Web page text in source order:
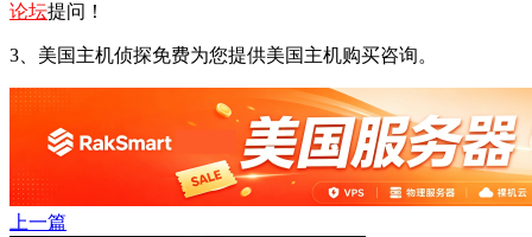
论坛提问！
3、美国主机侦探免费为您提供美国主机购买咨询。
上一篇